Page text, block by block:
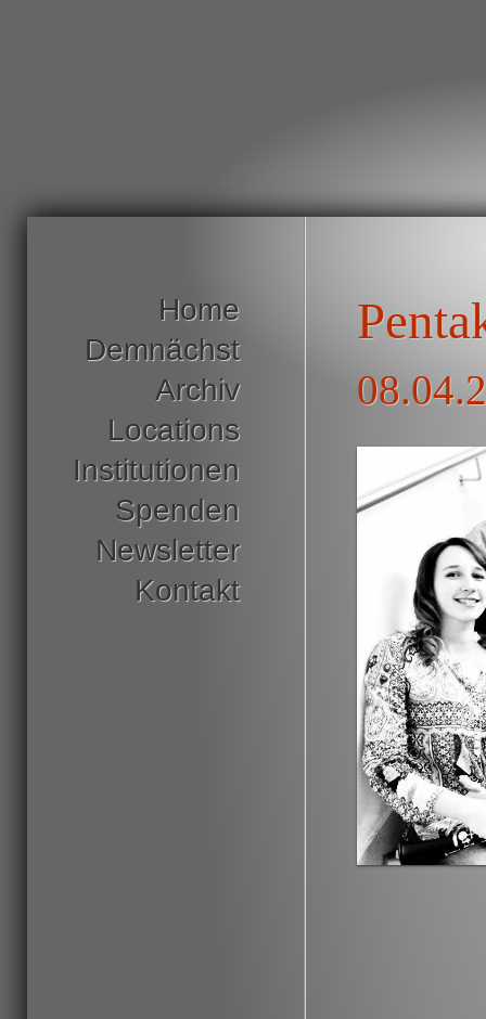
Home
Demnächst
Archiv
Locations
Institutionen
Spenden
Newsletter
Kontakt